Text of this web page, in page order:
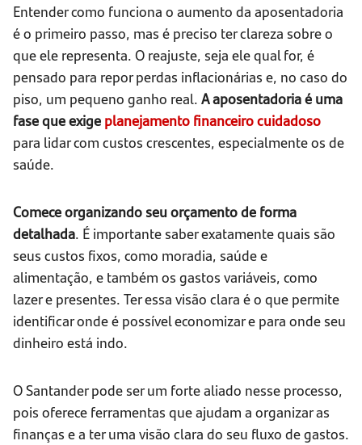
Entender como funciona o aumento da aposentadoria
é o primeiro passo, mas é preciso ter clareza sobre o
que ele representa. O reajuste, seja ele qual for, é
pensado para repor perdas inflacionárias e, no caso do
piso, um pequeno ganho real. A aposentadoria é uma
fase que exige planejamento financeiro cuidadoso
para lidar com custos crescentes, especialmente os de
saúde.
Comece organizando seu orçamento de forma
detalhada. É importante saber exatamente quais são
seus custos fixos, como moradia, saúde e
alimentação, e também os gastos variáveis, como
lazer e presentes. Ter essa visão clara é o que permite
identificar onde é possível economizar e para onde seu
dinheiro está indo.
O Santander pode ser um forte aliado nesse processo,
pois oferece ferramentas que ajudam a organizar as
finanças e a ter uma visão clara do seu fluxo de gastos.